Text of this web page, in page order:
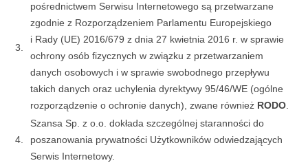
3.
pośrednictwem Serwisu Internetowego są przetwarzane
zgodnie z Rozporządzeniem Parlamentu Europejskiego
i Rady (UE) 2016/679 z dnia 27 kwietnia 2016 r. w sprawie
ochrony osób fizycznych w związku z przetwarzaniem
danych osobowych i w sprawie swobodnego przepływu
takich danych oraz uchylenia dyrektywy 95/46/WE (ogólne
rozporządzenie o ochronie danych), zwane również RODO
4.
Szansa Sp. z o.o. dokłada szczególnej staranności do
poszanowania prywatności Użytkowników odwiedzających
Serwis Internetowy.